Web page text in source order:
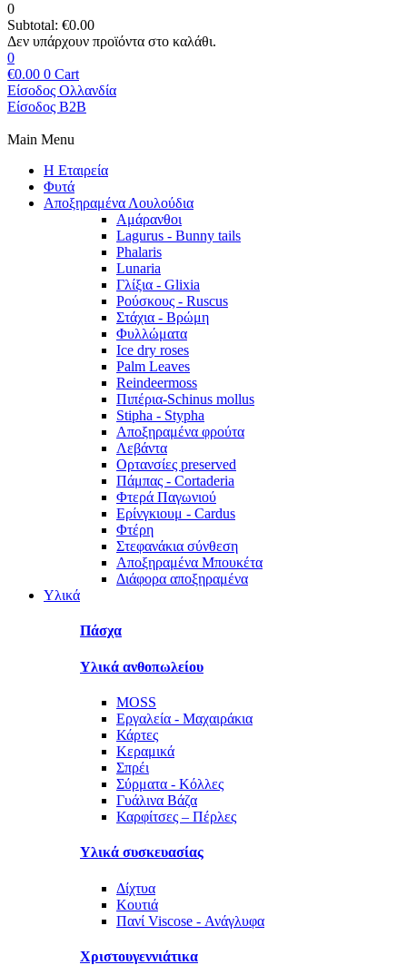
0
Subtotal: €0.00
0
€0.00 0 Cart
Είσοδος Ολλανδία
Είσοδος B2B
Main Menu
Η Εταιρεία
Φυτά
Αποξηραμένα Λουλούδια
Αμάρανθοι
Lagurus - Bunny tails
Phalaris
Lunaria
Γλίξια - Glixia
Ρούσκους - Ruscus
Στάχια - Βρώμη
Φυλλώματα
Ice dry roses
Palm Leaves
Reindeermoss
Πιπέρια-Schinus mollus
Stipha - Stypha
Αποξηραμένα φρούτα
Λεβάντα
Ορτανσίες preserved
Πάμπας - Cortaderia
Φτερά Παγωνιού
Ερίνγκιουμ - Cardus
Φτέρη
Στεφανάκια σύνθεση
Αποξηραμένα Μπουκέτα
Διάφορα αποξηραμένα
Υλικά
Πάσχα
Υλικά ανθοπωλείου
MOSS
Εργαλεία - Μαχαιράκια
Κάρτες
Κεραμικά
Σπρέι
Σύρματα - Κόλλες
Γυάλινα Βάζα
Καρφίτσες – Πέρλες
Υλικά συσκευασίας
Δίχτυα
Κουτιά
Πανί Viscose - Ανάγλυφα
Χριστουγεννιάτικα